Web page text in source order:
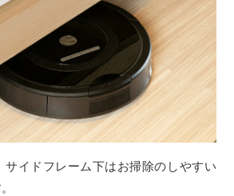
サイドフレーム下はお掃除のしやすい